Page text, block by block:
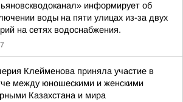
информирует об
воды на пяти улицах из-за двух
на сетях водоснабжения.
Клейменова приняла участие в
между юношескими и женскими
Казахстана и мира